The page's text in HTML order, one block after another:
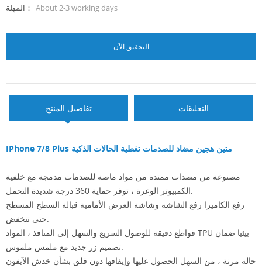
المهلة： About 2-3 working days
التحقيق الآن
تفاصيل المنتج التعليقات
IPhone 7/8 Plus متين هجين مضاد للصدمات تغطية الحالات الذكية
مصنوعة من مصدات ممتدة من مواد ماصة للصدمات مدمجة مع خلفية
الكمبيوتر الوعرة ، توفر حماية 360 درجة شديدة التحمل.
رفع الكاميرا رفع الشاشه وشاشة العرض الأمامية قبالة السطح المسطح
حتى تنخفض.
قواطع دقيقة للوصول السريع والسهل إلى المنافذ ، المواد TPU بيئيا ضمان
تصميم زر جديد مع ملمس ملموس.
حالة مرنة ، من السهل الحصول عليها وإيقافها دون قلق بشأن خدش الآيفون